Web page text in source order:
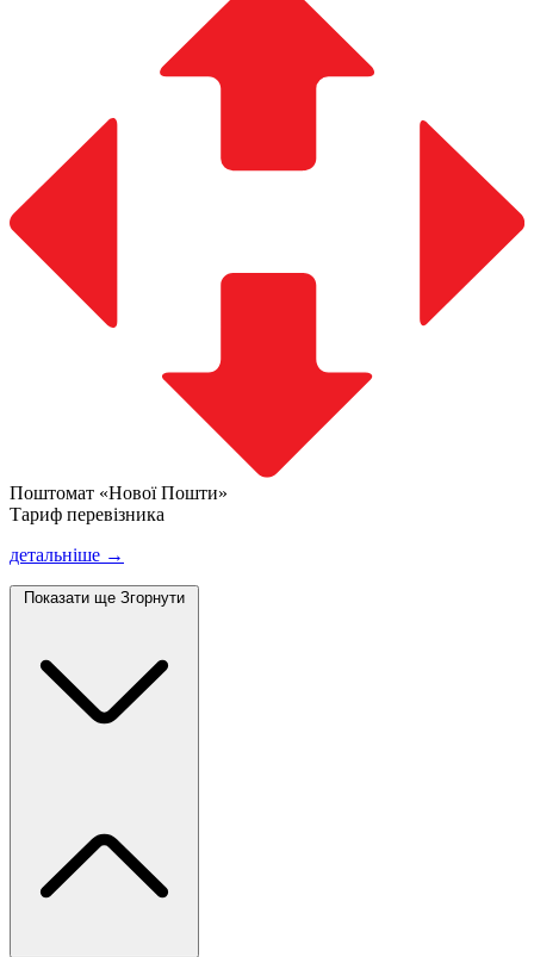
Поштомат «Нової Пошти»
Тариф перевізника
детальніше →
Показати ще Згорнути